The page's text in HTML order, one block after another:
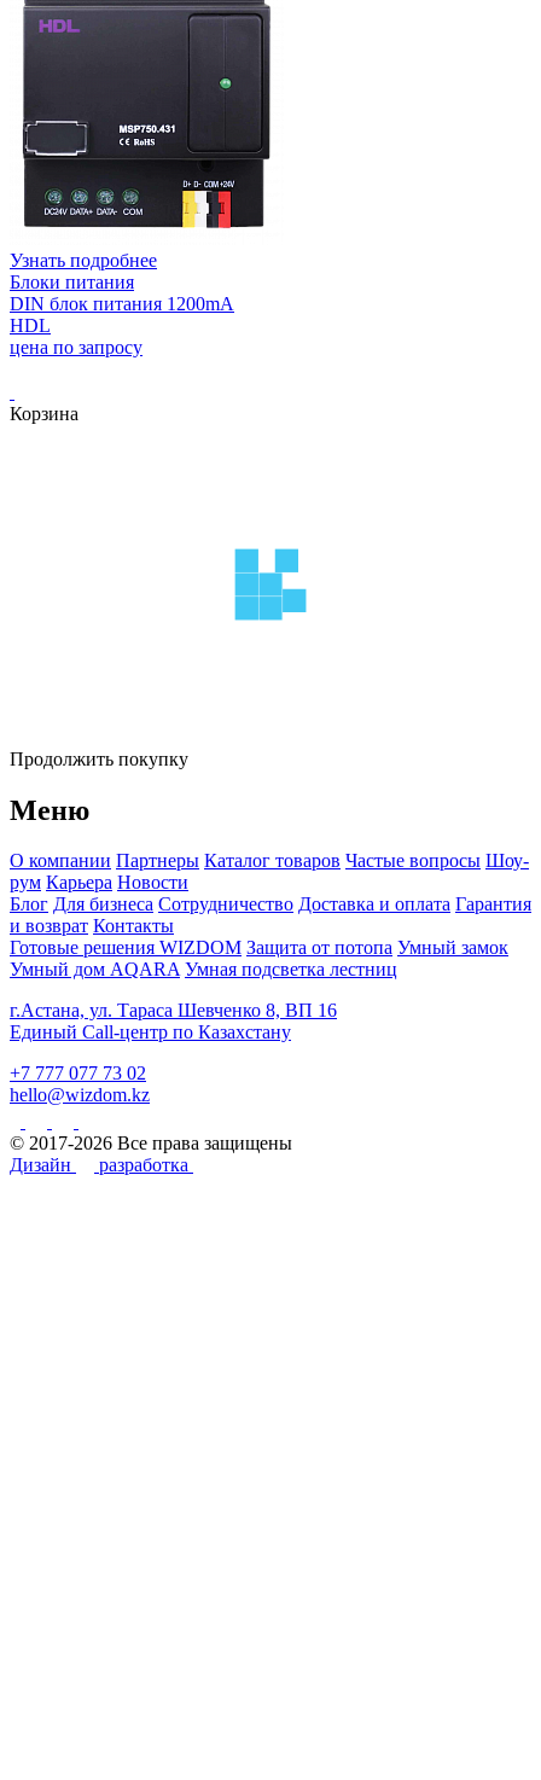
Узнать подробнее
Блоки питания
DIN блок питания 1200mA
HDL
цена по запросу
Корзина
Продолжить покупку
Меню
О компании Партнеры Каталог товаров Частые вопросы Шоу-
рум Карьера Новости
Блог Для бизнеса Сотрудничество Доставка и оплата Гарантия
и возврат Контакты
Готовые решения WIZDOM Защита от потопа Умный замок
Умный дом AQARA Умная подсветка лестниц
г.Астана, ул. Тараса Шевченко 8, ВП 16
Единый Call-центр по Казахстану
+7 777 077 73 02
hello@wizdom.kz
© 2017-2026 Все права защищены
Дизайн
разработка